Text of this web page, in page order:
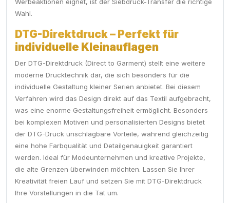
Wahl.
DTG-Direktdruck – Perfekt für
individuelle Kleinauflagen
Der DTG-Direktdruck (Direct to Garment) stellt eine weitere
moderne Drucktechnik dar, die sich besonders für die
individuelle Gestaltung kleiner Serien anbietet. Bei diesem
Verfahren wird das Design direkt auf das Textil aufgebracht,
was eine enorme Gestaltungsfreiheit ermöglicht. Besonders
bei komplexen Motiven und personalisierten Designs bietet
der DTG-Druck unschlagbare Vorteile, während gleichzeitig
eine hohe Farbqualität und Detailgenauigkeit garantiert
werden. Ideal für Modeunternehmen und kreative Projekte,
die alte Grenzen überwinden möchten. Lassen Sie Ihrer
Kreativität freien Lauf und setzen Sie mit DTG-Direktdruck
Ihre Vorstellungen in die Tat um.